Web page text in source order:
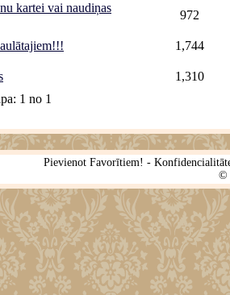
kartei vai naudiņas
972
1,744
1,310
1 no 1
Pievienot Favorītiem! -
©